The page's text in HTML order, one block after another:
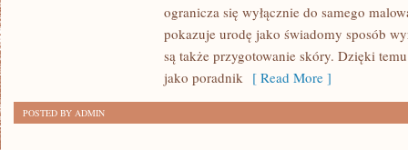
ogranicza się wyłącznie do samego
pokazuje urodę jako świadomy sposób
są także przygotowanie skóry. Dzięki
jako poradnik [ Read More ]
POSTED BY ADMIN